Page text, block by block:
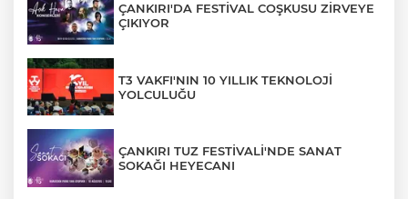
ÇANKIRI'DA FESTİVAL COŞKUSU ZİRVEYE
ÇIKIYOR
T3 VAKFI'NIN 10 YILLIK TEKNOLOJİ
YOLCULUĞU
ÇANKIRI TUZ FESTİVALİ'NDE SANAT
SOKAĞI HEYECANI